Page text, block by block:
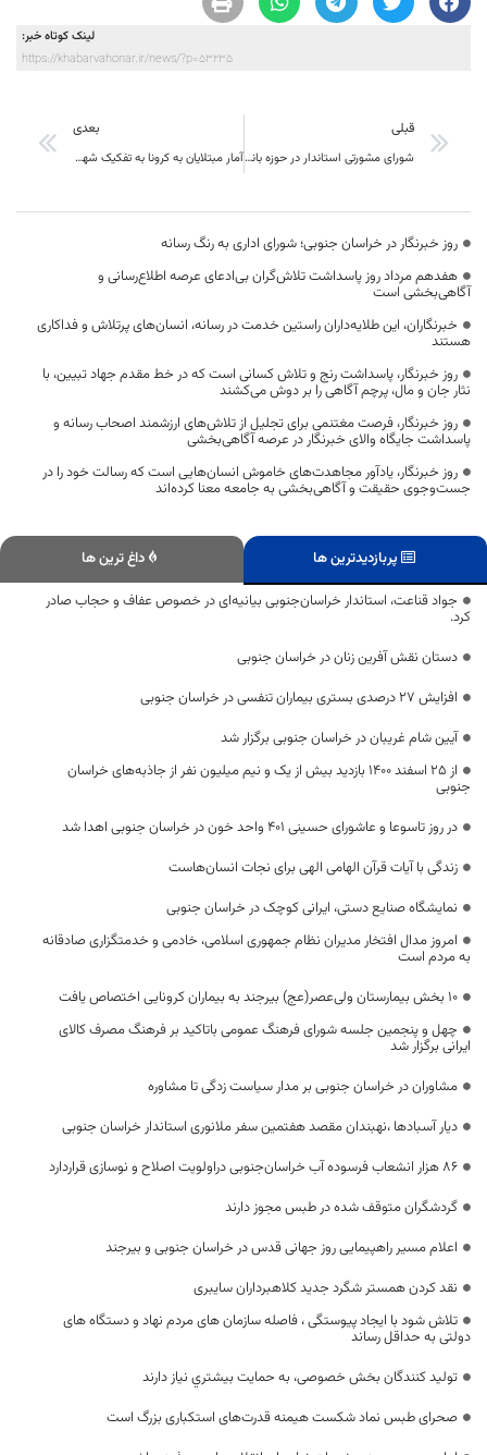
لینک کوتاه خبر:
https://khabarvahonar.ir/news/?p=53235
قبلی
شورای مشورتی استاندار در حوزه بانوان حمایتی بی نظیر از بانوان استان اقدامی مبتکرانه برای اولین بار درکشور
بعدی
آمار مبتلایان به کرونا به تفکیک شهرستان های خراسان جنوبی
روز خبرنگار در خراسان جنوبی؛ شورای اداری به رنگ رسانه
هفدهم مرداد روز پاسداشت تلاش‌گران بی‌ادعای عرصه اطلاع‌رسانی و
آگاهی‌بخشی است
خبرنگاران، این طلایه‌داران راستین خدمت در رسانه، انسان‌های پرتلاش و فداکاری
هستند
روز خبرنگار، پاسداشت رنج و تلاش کسانی است که در خط مقدم جهاد تبیین، با
نثار جان و مال، پرچم آگاهی را بر دوش می‌کشند
روز خبرنگار، فرصت مغتنمی برای تجلیل از تلاش‌های ارزشمند اصحاب رسانه و
پاسداشت جایگاه والای خبرنگار در عرصه آگاهی‌بخشی
روز خبرنگار، یادآور مجاهدت‌های خاموش انسان‌هایی است که رسالت خود را در
جست‌وجوی حقیقت و آگاهی‌بخشی به جامعه معنا کرده‌اند
پربازدیدترین ها
داغ ترین ها
جواد قناعت، استاندار خراسان‌جنوبی بیانیه‌ای در خصوص عفاف و حجاب صادر
کرد.
دستان نقش آفرین زنان در خراسان جنوبی
افزایش ۲۷ درصدی بستری بیماران تنفسی در خراسان جنوبی
آیین شام غریبان در خراسان جنوبی برگزار شد
از ۲۵ اسفند ۱۴۰۰ بازدید بیش از یک و نیم میلیون نفر از جاذبه‌های خراسان
جنوبی
در روز تاسوعا و عاشورای حسینی ۴۰۱ واحد خون در خراسان جنوبی اهدا شد
زندگی با آیات قرآن الهامی الهی برای نجات انسان‌هاست
نمایشگاه صنایع دستی، ایرانی کوچک در خراسان جنوبی
امروز مدال افتخار مدیران نظام جمهوری اسلامی، خادمی و خدمتگزاری صادقانه
به مردم است
۱۰ بخش بیمارستان ولی‌عصر(عج) بیرجند به بیماران کرونایی اختصاص یافت
چهل و پنجمین جلسه شورای فرهنگ عمومی باتاکید بر فرهنگ مصرف کالای
ایرانی برگزار شد
مشاوران در خراسان جنوبی بر مدار سیاست زدگی تا مشاوره
دیار آسبادها ،نهبندان مقصد هفتمین سفر ملانوری استاندار خراسان جنوبی
۸۶ هزار انشعاب فرسوده آب خراسان‌جنوبی دراولویت اصلاح و نوسازی قراردارد
گردشگران متوقف شده در طبس مجوز دارند
اعلام مسیر راهپیمایی روز جهانی قدس در خراسان جنوبی و بیرجند
نقد کردن همستر شگرد جدید کلاهبرداران سایبری
تلاش شود با ایجاد پیوستگی ، فاصله سازمان های مردم نهاد و دستگاه های
دولتی به حداقل رساند
تولید کنندگان بخش خصوصی، به حمایت بيشتري نياز دارند
صحرای طبس نماد شکست هیمنه قدرت‌های استکباری بزرگ است